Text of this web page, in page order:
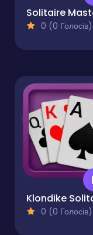
Solitaire
0 (0 Голосів)
Klondike
0 (0 Голосів)